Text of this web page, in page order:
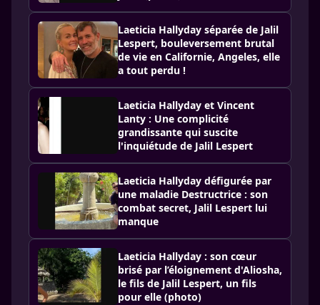
Laeticia Hallyday séparée de Jalil
Lespert, bouleversement brutal
de vie en Californie, Angeles, elle
a tout perdu !
Laeticia Hallyday et Vincent
Lanty : Une complicité
grandissante qui suscite
l'inquiétude de Jalil Lespert
Laeticia Hallyday défigurée par
une maladie Destructrice : son
combat secret, Jalil Lespert lui
manque
Laeticia Hallyday : son cœur
brisé par l’éloignement d'Aliosha,
le fils de Jalil Lespert, un fils
pour elle (photo)